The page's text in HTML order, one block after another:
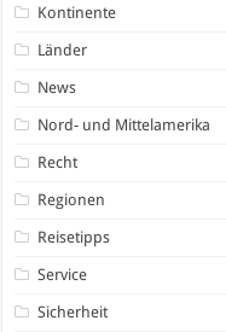
Kontinente
Länder
News
Nord- und Mittelamerika
Recht
Regionen
Reisetipps
Service
Sicherheit